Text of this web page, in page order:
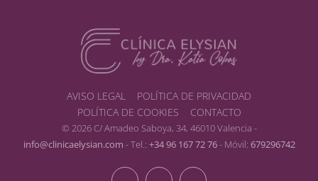
AVISO LEGAL
POLÍTICA DE PRIVACIDAD
POLÍTICA DE COOKIES
CONTACTO
© 2026 C/ Amadeo Saboya, 34, 46010 Valencia -
info@clinicaelysian.com - Tel.: +34 96 167 72 76- Móvil: 679296742